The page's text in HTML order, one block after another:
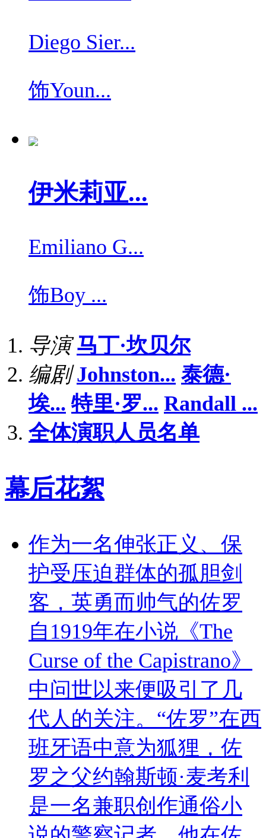
Diego Sier...
饰Youn...
伊米莉亚...
Emiliano G...
饰Boy ...
导演 马丁·坎贝尔
编剧 Johnston... 泰德·
埃... 特里·罗... Randall ...
全体演职人员名单
幕后花絮
作为一名伸张正义、保
护受压迫群体的孤胆剑
客，英勇而帅气的佐罗
自1919年在小说《The
Curse of the Capistrano》
中问世以来便吸引了几
代人的关注。“佐罗”在西
班牙语中意为狐狸，佐
罗之父约翰斯顿·麦考利
是一名兼职创作通俗小